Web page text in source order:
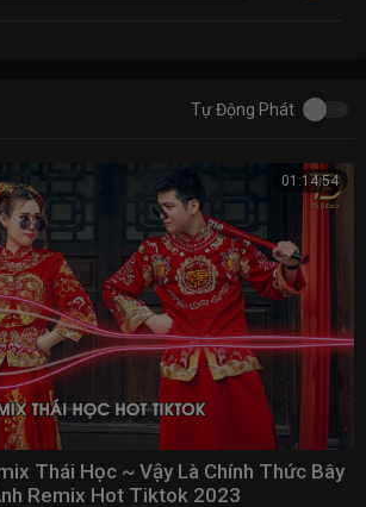
Tự Động Phát
01:14:54
Thái Học ~ Vậy Là Chính Thức Bây
Remix Hot Tiktok 2023